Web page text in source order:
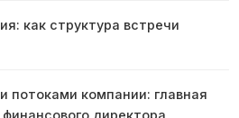
как структура встречи
потоками компании: главная
директора